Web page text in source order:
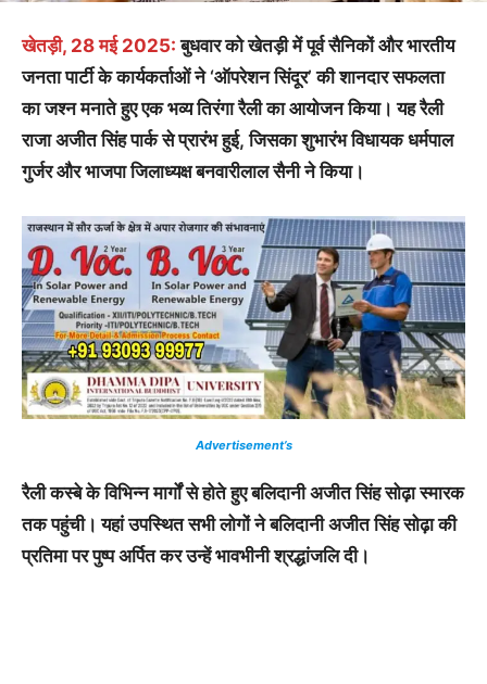
खेतड़ी, 28 मई 2025: बुधवार को खेतड़ी में पूर्व सैनिकों और भारतीय
जनता पार्टी के कार्यकर्ताओं ने ‘ऑपरेशन सिंदूर’ की शानदार सफलता
का जश्न मनाते हुए एक भव्य तिरंगा रैली का आयोजन किया। यह रैली
राजा अजीत सिंह पार्क से प्रारंभ हुई, जिसका शुभारंभ विधायक धर्मपाल
गुर्जर और भाजपा जिलाध्यक्ष बनवारीलाल सैनी ने किया।
Advertisement’s
रैली कस्बे के विभिन्न मार्गों से होते हुए बलिदानी अजीत सिंह सोढ़ा स्मारक
तक पहुंची। यहां उपस्थित सभी लोगों ने बलिदानी अजीत सिंह सोढ़ा की
प्रतिमा पर पुष्प अर्पित कर उन्हें भावभीनी श्रद्धांजलि दी।